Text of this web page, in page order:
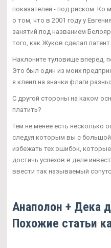
показателей - под риском. Ко
о том, что в 2001 году у
занятий под названием
того, как Жуков сделал патент.
Наклоните туловище вперед,
Это был один из моих
я клеил на значки флаги
С другой стороны на каком
платить?
Тем не менее есть несколько
следуя которым вы с
избежать тех ошибок,
достичь успехов в деле
ввести так называемый
Анаполон + Дека
Похожие статьи